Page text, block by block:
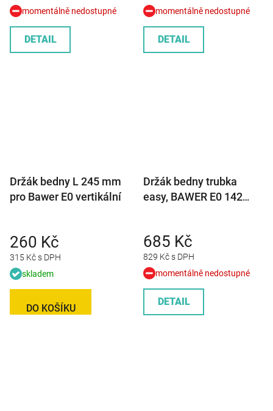
momentálně nedostupné
DETAIL
momentálně nedostupné
DETAIL
Držák bedny L 245 mm
pro Bawer E0 vertikální
315 Kč s DPH
260 Kč
skladem
DO KOŠÍKU
Držák bedny trubka
easy, BAWER E0 142
829 Kč s DPH
685 Kč
momentálně nedostupné
DETAIL